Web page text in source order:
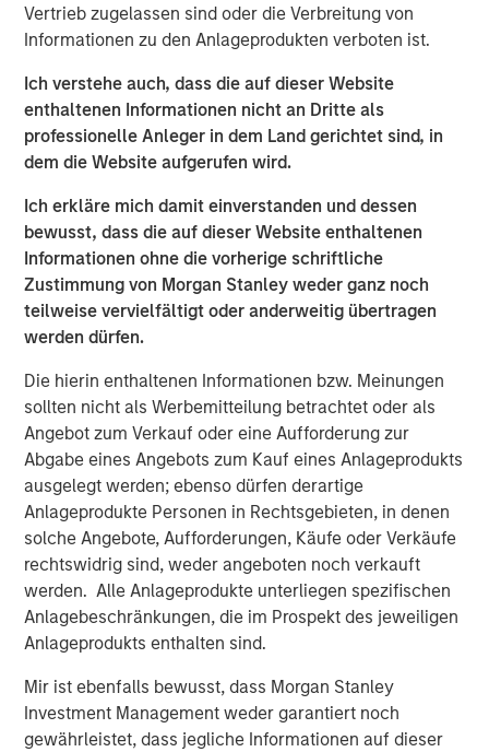
Vertrieb zugelassen sind oder die Verbreitung von
Informationen zu den Anlageprodukten verboten ist.
Ich verstehe auch, dass die auf dieser Website
enthaltenen Informationen nicht an Dritte als
professionelle Anleger in dem Land gerichtet sind, in
dem die Website aufgerufen wird.
Ich erkläre mich damit einverstanden und dessen
bewusst, dass die auf dieser Website enthaltenen
Informationen ohne die vorherige schriftliche
Zustimmung von Morgan Stanley weder ganz noch
teilweise vervielfältigt oder anderweitig übertragen
werden dürfen.
Die hierin enthaltenen Informationen bzw. Meinungen
sollten nicht als Werbemitteilung betrachtet oder als
Angebot zum Verkauf oder eine Aufforderung zur
Abgabe eines Angebots zum Kauf eines Anlageprodukts
ausgelegt werden; ebenso dürfen derartige
Anlageprodukte Personen in Rechtsgebieten, in denen
solche Angebote, Aufforderungen, Käufe oder Verkäufe
rechtswidrig sind, weder angeboten noch verkauft
werden. Alle Anlageprodukte unterliegen spezifischen
Anlagebeschränkungen, die im Prospekt des jeweiligen
Anlageprodukts enthalten sind.
Mir ist ebenfalls bewusst, dass Morgan Stanley
Investment Management weder garantiert noch
gewährleistet, dass jegliche Informationen auf dieser
“Jason’s strong track record, expertise with distributed
businesses, and team-oriented leadership style will be an
excellent fit with the Sila team,” said Adam Shaw,
Managing Director of Morgan Stanley Capital Partners.
“His background in Commercial and Operational
leadership uniquely qualifies him to drive the strategy
and execute on the next chapter of growth for Sila.
Jason’s ability to identify, acquire, and integrate
complementary businesses will help us further
accelerate the pace and value creation that Sila has
already achieved through M&A.”
Jack Rothacker, Founder of Sila, said “Jason joins us at an
to the Sila team. We continue to drive market-leading
organic growth, expand our service offerings to match
customer needs, and enter new markets through
strategic, value-added M&A. We are thrilled to have Jason
help drive this growth and continue Sila’s legacy of
providing value and service to all our customers.”
About Sila Heating & Air Conditioning
Founded in 1989, Sila offers a wide range of residential
services for HVAC, plumbing, electrical, and indoor air
quality. Sila serves the North-eastern and Mid-Atlantic
United States, servicing customers from New Hampshire
to Virginia. For more information, please visit the
Company’s website
https://sila.com/